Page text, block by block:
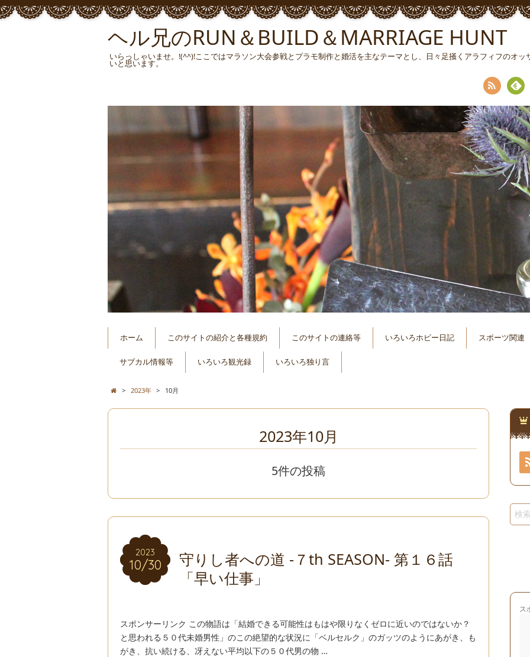
ヘル兄のRUN＆BUILD＆MARRIAGE HUNT
いらっしゃいませ。!(^^)!ここではマラソン大会参戦とプラモ制作と婚活を主なテーマとし、日々足掻くアラフィフのオ
いと思います。
RSS Fee
dly
ホーム このサイトの紹介と各種規約 このサイトの連絡等 いろいろホビー日記 スポーツ関連
サブカル情報等 いろいろ観光録 いろいろ独り言
> 2023年 > 10月
2023年10月
5件の投稿
2023
10/30
2023
10/30
守りし者への道 -７th SEASON- 第１６話
「早い仕事」
スポンサーリンク この物語は「結婚できる可能性はもはや限りなくゼロに近いのではないか？
と思われる５０代未婚男性」のこの絶望的な状況に「ベルセルク」のガッツのようにあがき、も
がき、抗い続ける、冴えない平均以下の５０代男の物 …
ス